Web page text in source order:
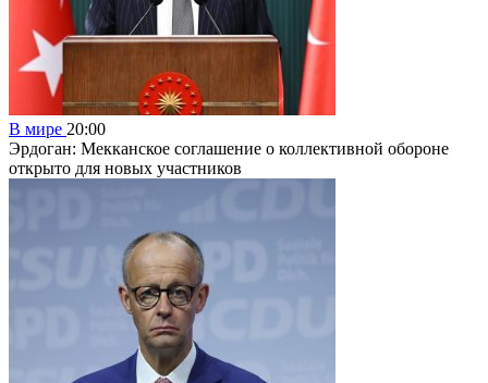
В мире 20:00
Эрдоган: Мекканское соглашение о коллективной обороне
открыто для новых участников